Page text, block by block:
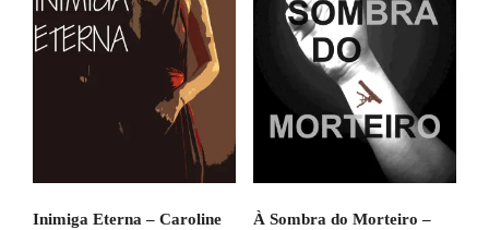
Inimiga Eterna – Caroline
À Sombra do Morteiro –